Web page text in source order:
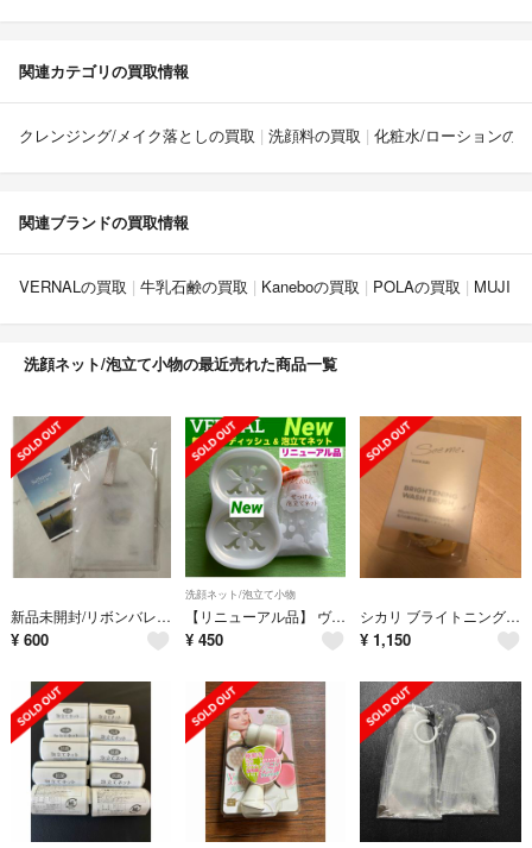
関連カテゴリの買取情報
クレンジング/メイク落としの買取 洗顔料の買取 化粧水/ローションの
関連ブランドの買取情報
VERNALの買取 牛乳石鹸の買取 Kaneboの買取 POLAの買取 MUJI (
洗顔ネット/泡立て小物の最近売れた商品一覧
新品未開封/リボンバレリーナネット/首里石鹸
¥ 600
洗顔ネット/泡立て小物
【リニューアル品】 ヴァーナル 新ソープディッシュ&泡立てネット セット 新品未使用
¥ 450
シカリ ブライトニング ウォッシュ ブラシ
¥ 1,150